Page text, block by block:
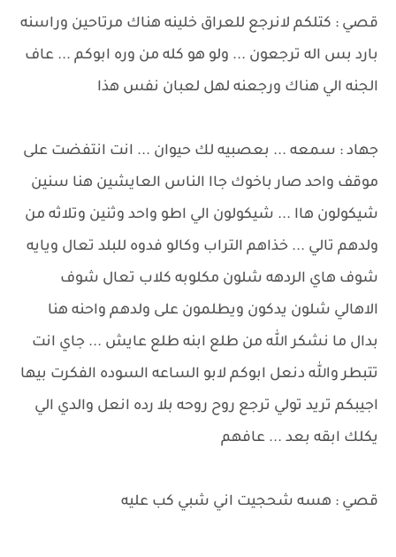
قصي : كتلكم لانرجع للعراق خلينه هناك مرتاحين وراسنه
بارد بس اله ترجعون ... ولو هو كله من وره ابوكم ... عاف
الجنه الي هناك ورجعنه لهل لعبان نفس هذا
جهاد : سمعه ... بعصبيه لك حيوان ... انت انتفضت على
موقف واحد صار باخوك جاا الناس العايشين هنا سنين
شيكولون هاا ... شيكولون الي اطو واحد وثنين وتلاثه من
ولدهم تالي ... خذاهم التراب وكالو فدوه للبلد تعال ويايه
شوف هاي الردهه شلون مكلوبه كلاب تعال شوف
الاهالي شلون يدكون ويطلمون على ولدهم واحنه هنا
بدال ما نشكر الله من طلع ابنه طلع عايش ... جاي انت
تتبطر والله دنعل ابوكم لابو الساعه السوده الفكرت بيها
اجيبكم تريد تولي ترجع روح روحه بلا رده انعل والدي الي
يكلك ابقه بعد ... عافهم
قصي : هسه شحجيت اني شبي كب عليه